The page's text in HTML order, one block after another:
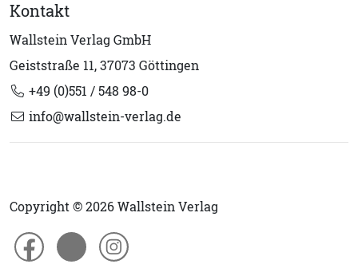
Kontakt
Wallstein Verlag GmbH
Geiststraße 11, 37073 Göttingen
+49 (0)551 / 548 98-0
info@wallstein-verlag.de
Copyright © 2026 Wallstein Verlag